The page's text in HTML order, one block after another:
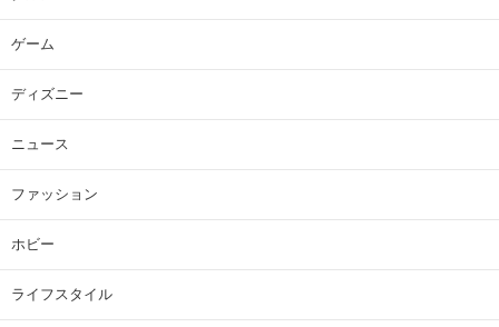
ゲーム
ディズニー
ニュース
ファッション
ホビー
ライフスタイル